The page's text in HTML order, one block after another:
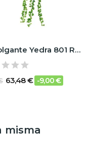
🔥 Colgante Yedra 801 RF Ignífugo
63,48 € -9,00 €
misma